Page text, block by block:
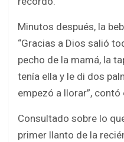
Minutos después, la
“Gracias a Dios salió
pecho de la mamá, la
tenía ella y le di dos
empezó a llorar”,
Consultado sobre lo
primer llanto de la